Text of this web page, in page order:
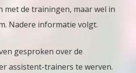
met de trainingen, maar wel in
Nadere informatie volgt.
gesproken over de
assistent-trainers te werven.